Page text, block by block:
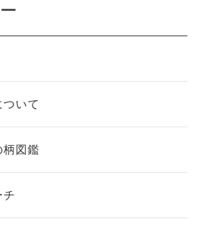
ついて
柄図鑑
チ